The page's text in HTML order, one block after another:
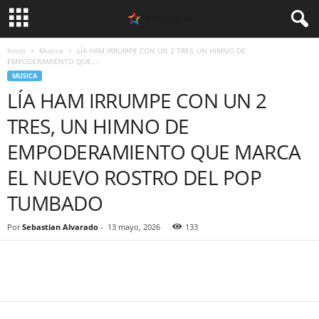
Inicio Musica
LÍA HAM IRRUMPE CON UN 2 TRES, UN HIMNO DE
EMPODERAMIENTO QUE...
MUSICA
LÍA HAM IRRUMPE CON UN 2
TRES, UN HIMNO DE
EMPODERAMIENTO QUE MARCA
EL NUEVO ROSTRO DEL POP
TUMBADO
Por Sebastian Alvarado - 13 mayo, 2026 133